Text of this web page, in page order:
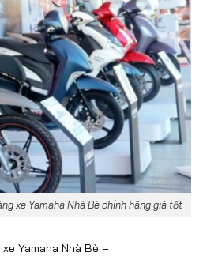
xe Yamaha Nhà Bè chính hãng giá tốt
Yamaha Nhà Bè –